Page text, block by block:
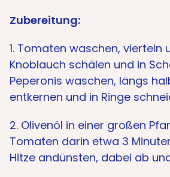
Zubereitung:
1. Tomaten waschen, vierteln
Knoblauch schälen und in
Peperonis waschen, längs
entkernen und in Ringe
2. Olivenöl in einer großen
Tomaten darin etwa 3
Hitze andünsten, dabei ab